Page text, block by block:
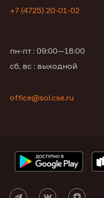
+7 (4725) 20-01-02
пн-пт : 09:00—18:00
сб, вс : выходной
office@sol.cse.ru